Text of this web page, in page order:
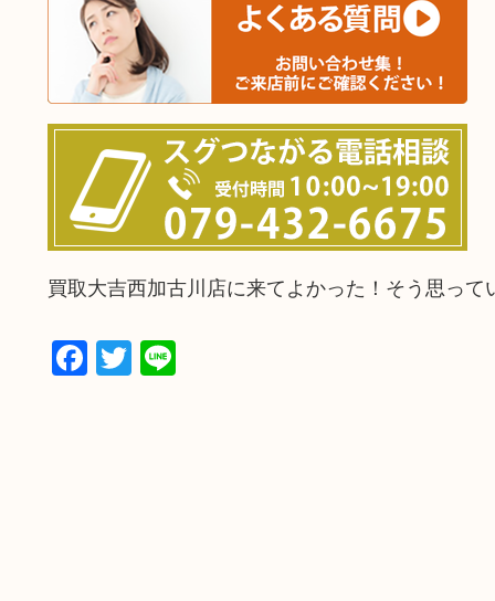
買取大吉西加古川店に来てよかった！そう思って
Facebook
Twitter
Line